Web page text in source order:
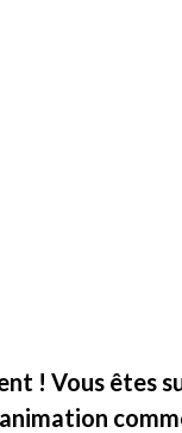
! Vous êtes